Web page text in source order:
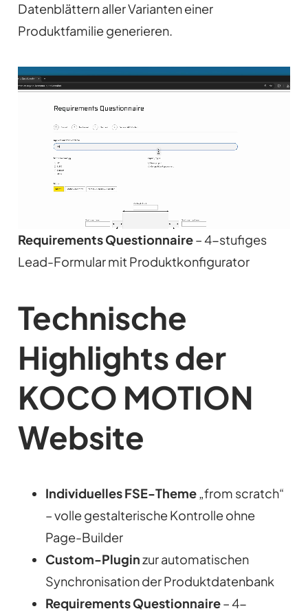
Datenblättern aller Varianten einer
Produktfamilie generieren.
Requirements Questionnaire– 4-stufiges
Lead-Formular mit Produktkonfigurator
Technische
Highlights der
KOCO MOTION
Website
Individuelles FSE-Theme„from scratch“
– volle gestalterische Kontrolle ohne
Page-Builder
Custom-Pluginzur automatischen
Synchronisation der Produktdatenbank
Requirements Questionnaire– 4-